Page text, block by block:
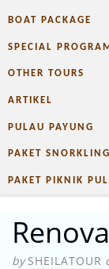
BOAT PACKAGE
SPECIAL PROGRAM
OTHER TOURS
ARTIKEL
PULAU PAYUNG
PAKET
PAKET PIKNIK
bySHEILATOUR